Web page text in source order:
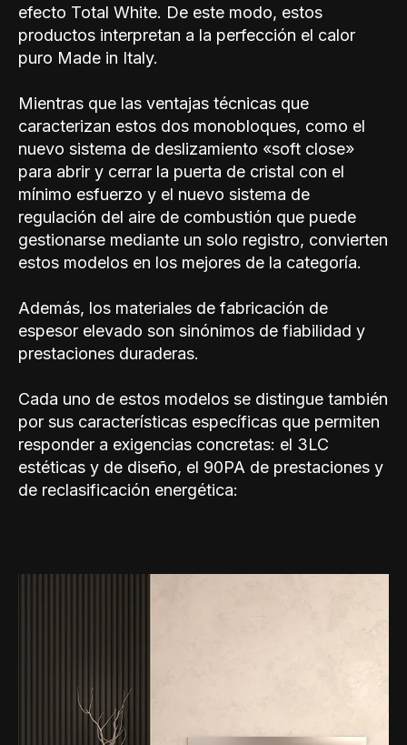
efecto Total White. De este modo, estos
productos interpretan a la perfección el calor
puro Made in Italy.
Mientras que las ventajas técnicas que
caracterizan estos dos monobloques, como el
nuevo sistema de deslizamiento «soft close»
para abrir y cerrar la puerta de cristal con el
mínimo esfuerzo y el nuevo sistema de
regulación del aire de combustión que puede
gestionarse mediante un solo registro, convierten
estos modelos en los mejores de la categoría.
Además, los materiales de fabricación de
espesor elevado son sinónimos de fiabilidad y
prestaciones duraderas.
Cada uno de estos modelos se distingue también
por sus características específicas que permiten
responder a exigencias concretas: el 3LC
estéticas y de diseño, el 90PA de prestaciones y
de reclasificación energética: